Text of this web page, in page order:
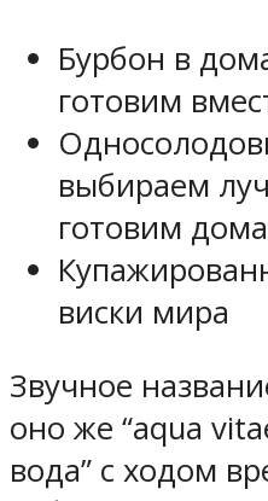
Бурбон в
готовим
выбираем
готовим дома
виски мира
Звучное
оно же “aqua
вода” с ходом